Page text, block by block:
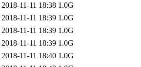
2018-11-11 18:38 1.0G
2018-11-11 18:39 1.0G
2018-11-11 18:39 1.0G
2018-11-11 18:39 1.0G
2018-11-11 18:40 1.0G